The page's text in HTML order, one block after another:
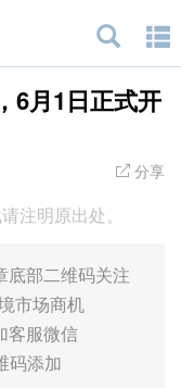
6月1日正式开
分享
注明原出处。
底部二维码关注
市场商机
客服微信
码添加